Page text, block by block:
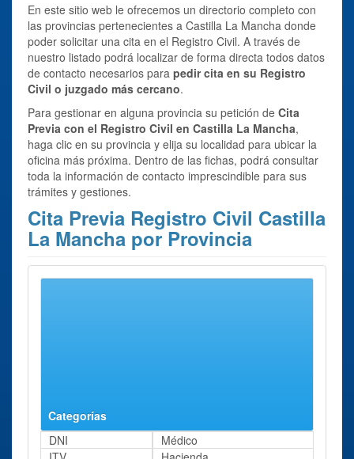
En este sitio web le ofrecemos un directorio completo con
las provincias pertenecientes a Castilla La Mancha donde
poder solicitar una cita en el Registro Civil. A través de
nuestro listado podrá localizar de forma directa todos datos
de contacto necesarios para pedir cita en su Registro
Civil o juzgado más cercano.
Para gestionar en alguna provincia su petición de Cita
Previa con el Registro Civil en Castilla La Mancha,
haga clic en su provincia y elija su localidad para ubicar la
oficina más próxima. Dentro de las fichas, podrá consultar
toda la información de contacto imprescindible para sus
trámites y gestiones.
Cita Previa Registro Civil Castilla
La Mancha por Provincia
Categorías
DNI
Médico